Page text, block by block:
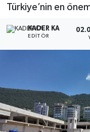
Türkiye’nin en
KADER KA
EDITÖR